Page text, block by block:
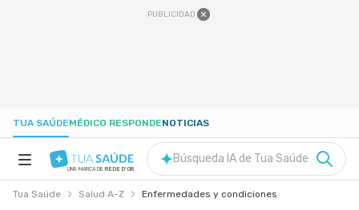
PUBLICIDAD
TUA SAÚDEMÉDICO RESPONDENOTICIAS
UNA MARCA DE REDE D'OR
Búsqueda IA de Tua Saúde
Tua Saúde Salud A-Z Enfermedades y condiciones